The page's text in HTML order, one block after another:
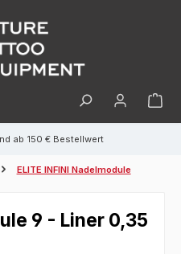
ab 150 € Bestellwert
ELITE INFINI Nadelmodule
9 - Liner 0,35